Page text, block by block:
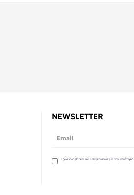
NEWSLETTER
Έχω διαβάσει και συμφωνώ με την ενότητα